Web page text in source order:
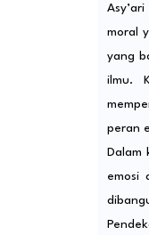
moral
yang
ilmu.
peran
emosi